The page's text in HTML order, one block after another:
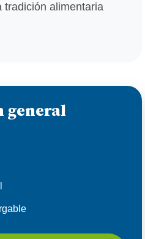
tradición alimentaria
general